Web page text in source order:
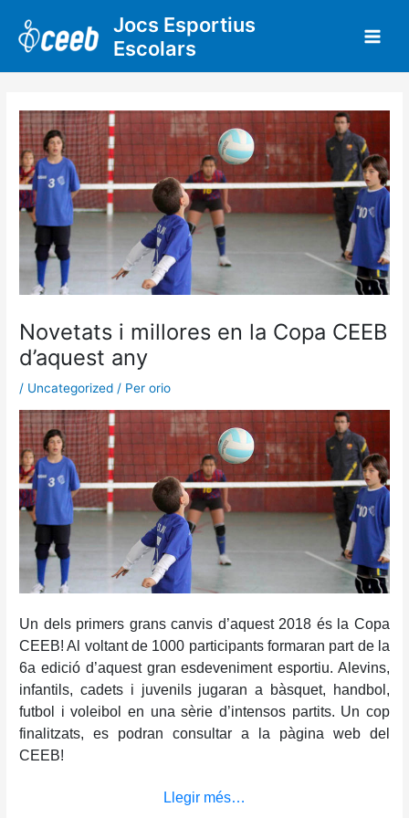
contingut
Jocs Esportius
Escolars
Novetats i millores en la Copa CEEB
d’aquest any
/ Uncategorized / Per orio
Un dels primers grans canvis d’aquest 2018 és la Copa
CEEB! Al voltant de 1000 participants formaran part de la
6a edició d’aquest gran esdeveniment esportiu. Alevins,
infantils, cadets i juvenils jugaran a bàsquet, handbol,
futbol i voleibol en una sèrie d’intensos partits. Un cop
finalitzats, es podran consultar a la pàgina web del
CEEB!
Llegir més…